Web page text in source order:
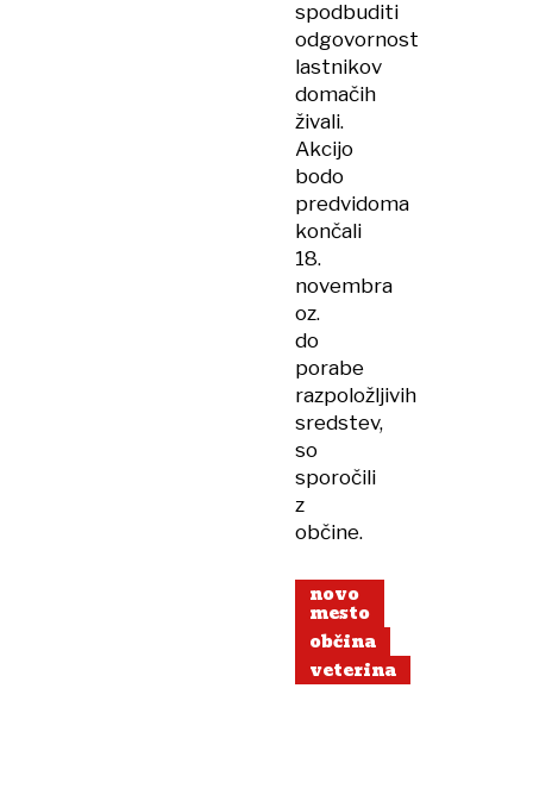
spodbuditi
odgovornost
lastnikov
domačih
živali.
Akcijo
bodo
predvidoma
končali
18.
novembra
oz.
do
porabe
razpoložljivih
sredstev,
so
sporočili
z
občine.
novo
mesto
občina
veterina